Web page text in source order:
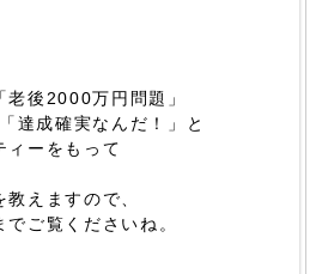
後2000万円問題」
達成確実なんだ！」と
ィーをもって
えますので、
ご覧くださいね。